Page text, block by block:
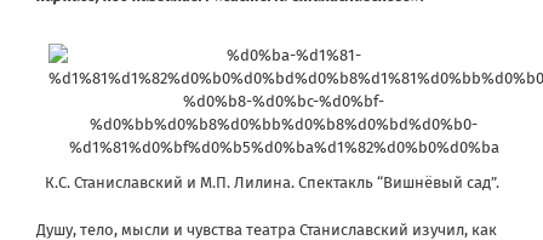
К.С. Станиславский и М.П. Лилина. Спектакль “Вишнёвый сад”.
Душу, тело, мысли и чувства театра Станиславский изучил, как